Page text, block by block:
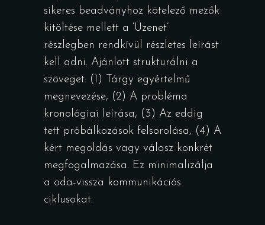
sikeres beadványhoz kötelező mezők
kitöltése mellett a ‘Üzenet’
részlegben rendkívül részletes leírást
kell adni. Ajánlott strukturálni a
szöveget: (1) Tárgy egyértelmű
megnevezése, (2) A probléma
kronológiai leírása, (3) Az eddig
tett próbálkozások felsorolása, (4) A
kért megoldás vagy válasz konkrét
megfogalmazása. Ez minimalizálja
a oda-vissza kommunikációs
ciklusokat.